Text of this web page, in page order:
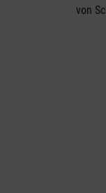
von